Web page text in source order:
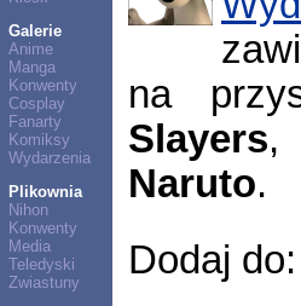
Galerie
Anime
Manga
Konwenty
Cosplay
Fanarty
Komiksy
Wydarzenia
Plikownia
Nihon
Konwenty
Media
Teledyski
Zwiastuny
na
Slayers,
Naruto.
Dodaj do: